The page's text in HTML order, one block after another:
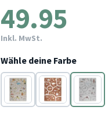
49.95
Inkl. MwSt.
Wähle deine Farbe
Grau TerracottaWeiß